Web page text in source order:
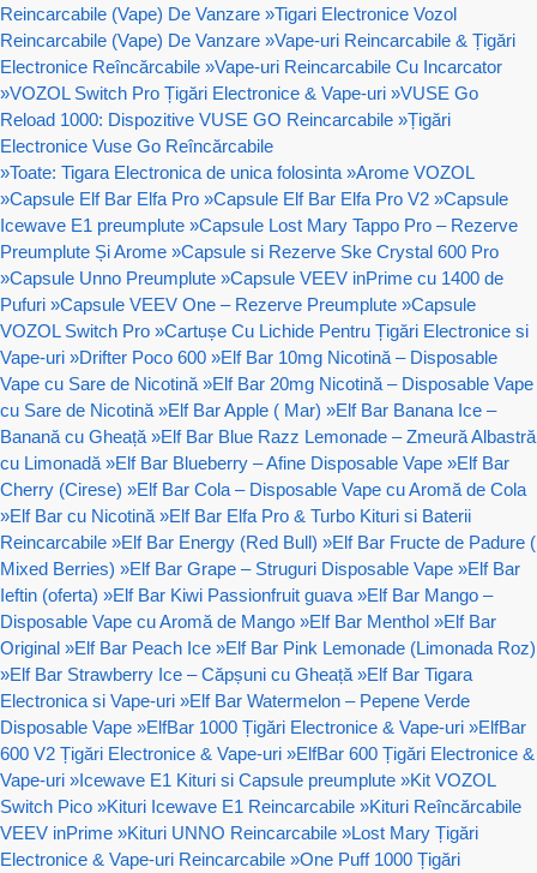
Reincarcabile (Vape) De Vanzare »Tigari Electronice Vozol
Reincarcabile (Vape) De Vanzare »Vape-uri Reincarcabile & Țigări
Electronice Reîncărcabile »Vape-uri Reincarcabile Cu Incarcator
»VOZOL Switch Pro Țigări Electronice & Vape-uri »VUSE Go
Reload 1000: Dispozitive VUSE GO Reincarcabile »Țigări
Electronice Vuse Go Reîncărcabile
»Toate: Tigara Electronica de unica folosinta »Arome VOZOL
»Capsule Elf Bar Elfa Pro »Capsule Elf Bar Elfa Pro V2 »Capsule
Icewave E1 preumplute »Capsule Lost Mary Tappo Pro – Rezerve
Preumplute Și Arome »Capsule si Rezerve Ske Crystal 600 Pro
»Capsule Unno Preumplute »Capsule VEEV inPrime cu 1400 de
Pufuri »Capsule VEEV One – Rezerve Preumplute »Capsule
VOZOL Switch Pro »Cartușe Cu Lichide Pentru Țigări Electronice si
Vape-uri »Drifter Poco 600 »Elf Bar 10mg Nicotină – Disposable
Vape cu Sare de Nicotină »Elf Bar 20mg Nicotină – Disposable Vape
cu Sare de Nicotină »Elf Bar Apple ( Mar) »Elf Bar Banana Ice –
Banană cu Gheață »Elf Bar Blue Razz Lemonade – Zmeură Albastră
cu Limonadă »Elf Bar Blueberry – Afine Disposable Vape »Elf Bar
Cherry (Cirese) »Elf Bar Cola – Disposable Vape cu Aromă de Cola
»Elf Bar cu Nicotină »Elf Bar Elfa Pro & Turbo Kituri si Baterii
Reincarcabile »Elf Bar Energy (Red Bull) »Elf Bar Fructe de Padure (
Mixed Berries) »Elf Bar Grape – Struguri Disposable Vape »Elf Bar
Ieftin (oferta) »Elf Bar Kiwi Passionfruit guava »Elf Bar Mango –
Disposable Vape cu Aromă de Mango »Elf Bar Menthol »Elf Bar
Original »Elf Bar Peach Ice »Elf Bar Pink Lemonade (Limonada Roz)
»Elf Bar Strawberry Ice – Căpșuni cu Gheață »Elf Bar Tigara
Electronica si Vape-uri »Elf Bar Watermelon – Pepene Verde
Disposable Vape »ElfBar 1000 Țigări Electronice & Vape-uri »ElfBar
600 V2 Țigări Electronice & Vape-uri »ElfBar 600 Țigări Electronice &
Vape-uri »Icewave E1 Kituri si Capsule preumplute »Kit VOZOL
Switch Pico »Kituri Icewave E1 Reincarcabile »Kituri Reîncărcabile
VEEV inPrime »Kituri UNNO Reincarcabile »Lost Mary Țigări
Electronice & Vape-uri Reincarcabile »One Puff 1000 Țigări